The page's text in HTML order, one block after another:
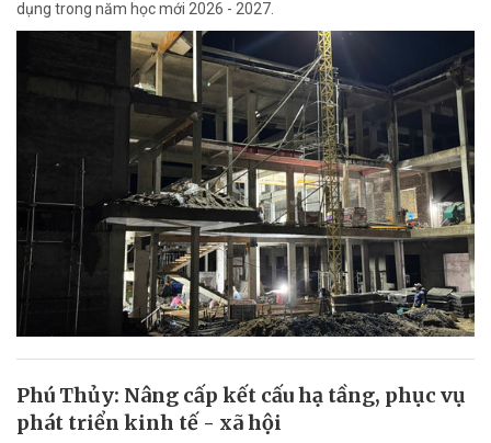
dụng trong năm học mới 2026 - 2027.
Phú Thủy: Nâng cấp kết cấu hạ tầng, phục vụ
phát triển kinh tế - xã hội